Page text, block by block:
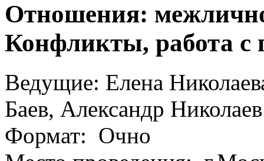
Отношения:
Конфликты, работа с
Ведущие: Елена
Баев, Александр Николаев
Формат: Очно